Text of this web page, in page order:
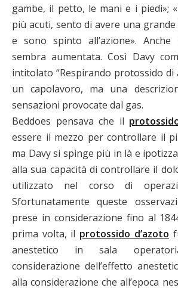
gambe, il petto, le mani e i piedi»;
più acuti, sento di avere una
e sono spinto all’azione».
sembra aumentata. Così Davy
intitolato “Respirando protossido di
un capolavoro, ma una
sensazioni provocate dal gas.
Beddoes pensava che il
essere il mezzo per controllare il
ma Davy si spinge più in là e
alla sua capacità di controllare il
utilizzato nel corso di
Sfortunatamente queste
prese in considerazione fino al
prima volta, il protossido d’azoto
anestetico in sala
considerazione dell’effetto
alla considerazione che all’epoca